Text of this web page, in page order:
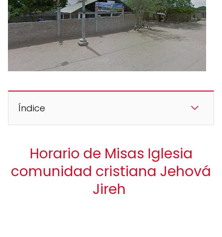
Índice
Horario de Misas Iglesia
comunidad cristiana Jehová
Jireh